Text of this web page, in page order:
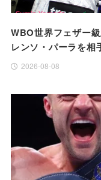
WBO世界フェザー
レンソ・パーラを相
2026-08-08